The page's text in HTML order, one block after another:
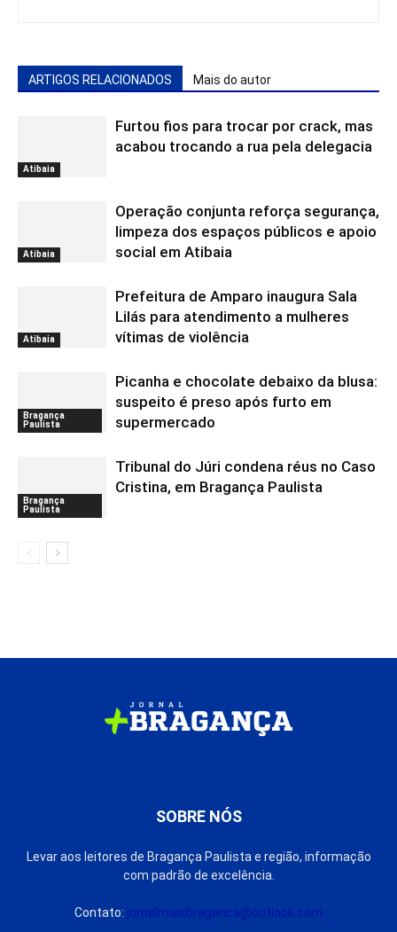
ARTIGOS RELACIONADOS Mais do autor
Atibaia
Furtou fios para trocar por crack, mas
acabou trocando a rua pela delegacia
Atibaia
Operação conjunta reforça segurança,
limpeza dos espaços públicos e apoio
social em Atibaia
Atibaia
Prefeitura de Amparo inaugura Sala
Lilás para atendimento a mulheres
vítimas de violência
Bragança
Paulista
Picanha e chocolate debaixo da blusa:
suspeito é preso após furto em
supermercado
Bragança
Paulista
Tribunal do Júri condena réus no Caso
Cristina, em Bragança Paulista
SOBRE NÓS
Levar aos leitores de Bragança Paulista e região, informação
com padrão de excelência.
Contato: jornalmaisbraganca@outlook.com